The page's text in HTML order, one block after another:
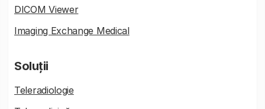
DICOM Viewer
Imaging Exchange Medical
Soluții
Teleradiologie